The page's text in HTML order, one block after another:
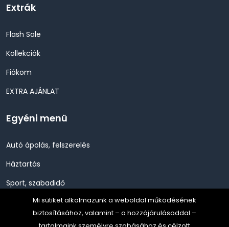
Extrák
Flash Sale
Kollekciók
Fiókom
EXTRA AJÁNLAT
Egyéni menü
Autó ápolás, felszerelés
Háztartás
Sport, szabadidő
Szépség, Egészség, Higénia
Mi sütiket alkalmazunk a weboldal működésének
biztosításához, valamint – a hozzájárulásoddal –